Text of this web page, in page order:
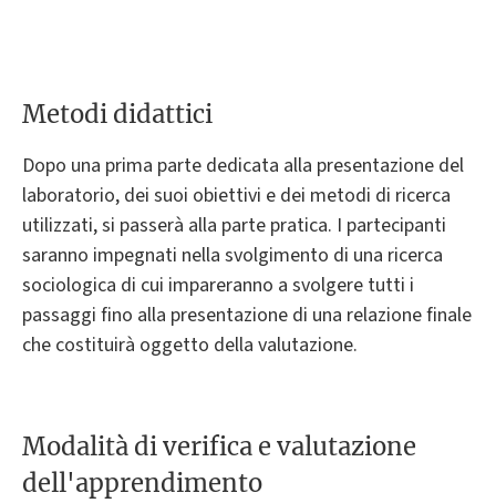
Metodi didattici
Dopo una prima parte dedicata alla presentazione del
laboratorio, dei suoi obiettivi e dei metodi di ricerca
utilizzati, si passerà alla parte pratica. I partecipanti
saranno impegnati nella svolgimento di una ricerca
sociologica di cui impareranno a svolgere tutti i
passaggi fino alla presentazione di una relazione finale
che costituirà oggetto della valutazione.
Modalità di verifica e valutazione
dell'apprendimento